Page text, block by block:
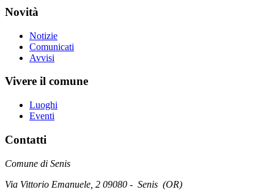
Novità
Notizie
Comunicati
Avvisi
Vivere il comune
Luoghi
Eventi
Contatti
Comune di Senis
Via Vittorio Emanuele, 2 09080 - Senis (OR)